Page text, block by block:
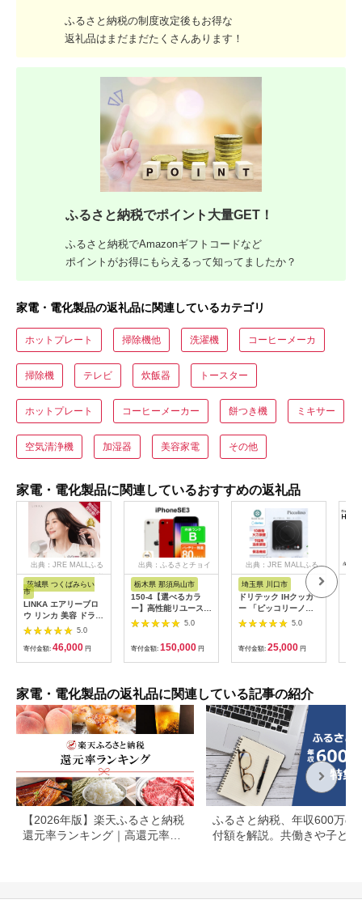
ふるさと納税の制度改定後もお得な
返礼品はまだまだたくさんあります！
ふるさと納税でポイント大量GET！
ふるさと納税でAmazonギフトコードなど
ポイントがお得にもらえるって知ってましたか？
家電・電化製品の返礼品に関連しているカテゴリ
ホットプレート 掃除機他 洗濯機 コーヒーメーカ
掃除機 テレビ 炊飯器 トースター
ホットプレート コーヒーメーカー 餅つき機 ミキサー
空気清浄機 加湿器 美容家電 その他
家電・電化製品に関連しているおすすめの返礼品
出典：JRE MALLふる
さと納税
茨城県 つくばみらい
市
LINKA エアリーブロ
ウ リンカ 美容 ドライ
ヤー ヘアケア 髪 エス
テ ギフト ラッピング
贈呈品 プレゼント 母
の日 母の日準備 母の
5.0
寄付金額: 46,000 円
出典：ふるさとチョイ
ス
栃木県 那須烏山市
150-4【選べるカラ
ー】高性能リユース
スマホ Apple
iPhoneSE 3 128GB
SIMロック解除済 本
体のみ ｜ 中古 再生品
本体 端末
5.0
寄付金額: 150,000 円
出典：JRE MALLふる
さと納税
埼玉県 川口市
ドリテック IHクッカ
ー 「ピッコリーノ」
ブラック DI-
217BK【1642626】
5.0
寄付金額: 25,000 円
家電・電化製品の返礼品に関連している記事の紹介
【2026年版】楽天ふるさと納税
還元率ランキング｜高還元率返
ふるさと納税、年収600万の
付額を解説。共働きや子ども